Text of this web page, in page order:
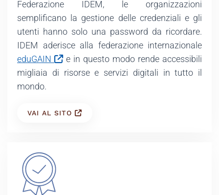
Federazione IDEM, le organizzazioni
semplificano la gestione delle credenziali e gli
utenti hanno solo una password da ricordare.
IDEM aderisce alla federazione internazionale
eduGAIN
e in questo modo rende accessibili
migliaia di risorse e servizi digitali in tutto il
mondo.
VAI AL SITO